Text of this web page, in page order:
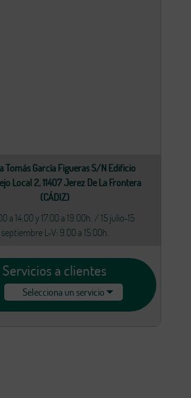
Tomás García Figueras S/N Edificio
Local 2, 11407 Jerez De La Frontera
(CÁDIZ)
a 14.00 y 17.00 a 19.00h. / 15 julio-15
septiembre L-V: 9.00 a 15.00h.
Servicios a clientes
Selecciona un servicio